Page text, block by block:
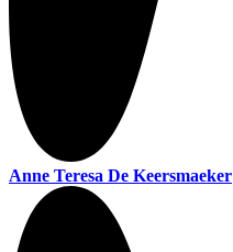
Anne Teresa De Keersmaeker